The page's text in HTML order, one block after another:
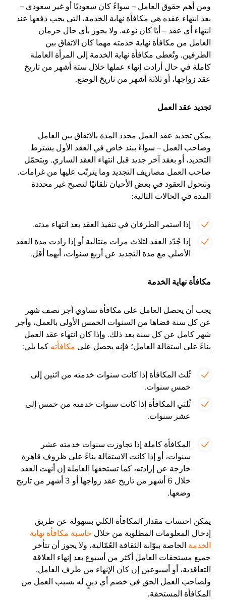
ومن أهم حقوق العامل – سواءً كان سعوديًا أو غير سعودي –
بعد انتهاء عقده هي مكافأة نهاية الخدمة، التي يجب دفعها عند
انتهاء أي عقد – أيًا كان نوعه. ولا يجوز بأي حال حرمان
العامل من مكافأة نهاية خدمته مهما كان الاتفاق بين
الطرفين. وتُعطى مكافأة نهاية الخدمة إلى المرأة العاملة
كاملة في حال أرادت إنهاء عملها خلال ستة أشهر من تاريخ
عقد زواجها، أو ثلاثة أشهر من تاريخ الوضع.
تجديد عقد العمل
يمكن تجديد عقد العمل محدد المدة بالاتفاق بين العامل
وصاحب العمل – سواءً ببند خاص في العقد الأول يشترط
التجديد، أو بعقد آخر جديد قبل انتهاء العقد الساري. ويتحمّل
صاحب العمل مصاريف التجديد وما يترتّب عليها من غرامات.
وتتحول العقود في بعض الأحيان تلقائيًا لتصبح غير محددة
المدة في الحالات التالية:
إذا استمر الطرفان في تنفيذ العقد بعد انتهاء مدته.
إذا جُدّد العقد لثلاث مرات متتالية أو إذا زادت مدة العقد
الأصلي مع مدة التجديد عن أربع سنوات، أيهما أقل.
مكافأة نهاية الخدمة
يجب أن يحصل العامل على مكافأة تساوي أجر نصف شهر
عن كل سنة قضاها من السنوات الخمس الأولى بالعمل، وأجر
شهر كامل عن كل سنة بعد ذلك. وإذا كان انتهاء عقد العمل
بناءً على استقالة العامل؛ فإنه يحصل على مكافأته كما يلي:
ثُلث المكافأة إذا كانت سنوات خدمته من اثنين إلى
خمس سنوات.
ثُلثي المكافأة إذا كانت سنوات خدمته من خمس إلى
عشر سنوات.
المكافأة كاملة إذا تجاوزت سنوات خدمته عشر
سنوات، أو إذا كانت الاستقالة بناءً على ظروف قاهرة
خارجة عن إرادته، كما تستحقها العاملة إن أنهت العقد
خلال 6 أشهر من تاريخ عقد زواجها أو 3 أشهر من تاريخ
وضعها.
يمكن احتساب مقدار المكافأة الكلي بسهولة عن طريق
إدخال المعلومات المطلوبة من خلال حاسبة مكافأة نهاية
الخدمة الخاصة ببوّابة الثقافة العُمّالية، ولا يجوز أن تتأخر
جميع مستحقات العامل أكثر من أسبوع بعد إنهاء العلاقة
التعاقدية، أو أسبوعين إن كان الإنهاء من طرف العامل.
ولصاحب العمل الحق في خصم أي دينٍ له بسبب العمل من
المكافأة المستحقة.